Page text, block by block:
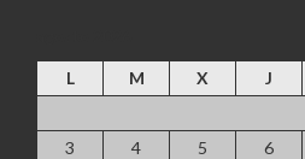
L M X J
3
4 5 6